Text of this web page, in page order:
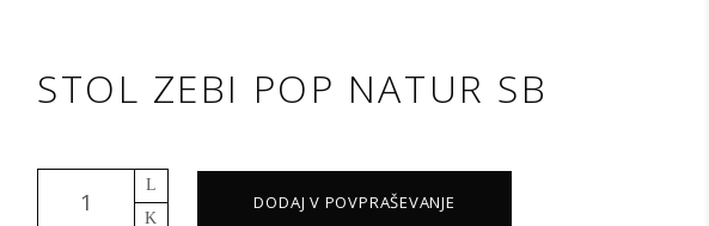
STOL ZEBI POP NATUR SB
DODAJ V POVPRAŠEVANJE